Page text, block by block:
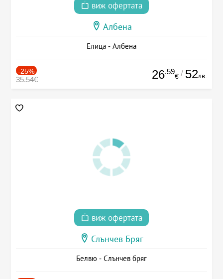
виж офертата
Албена
Елица - Албена
-25%
35.54€ 26.59
€ / 52лв.
виж офертата
Слънчев Бряг
Белвю - Слънчев бряг